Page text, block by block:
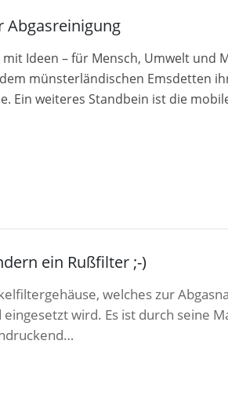
Abgasreinigung
Ideen – für Mensch, Umwelt und
münsterländischen Emsdetten
Ein weiteres Standbein ist die
ein Rußfilter ;-)
welches zur
wird. Es ist durch seine